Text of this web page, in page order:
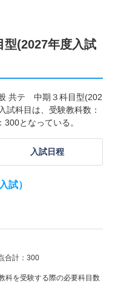
(2027年度入試
共テ 中期３科目型(202
試科目は、受験教科数：
となっている。
入試日程
試）
合計：300
科を受験する際の必要科目数